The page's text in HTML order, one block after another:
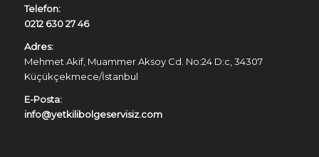
Telefon:
0212 630 27 46
Adres:
Mehmet Akif, Muammer Aksoy Cd. No:24 D:c, 34307
Küçükçekmece/İstanbul
E-Posta:
info@yetkilibolgeservisiz.com